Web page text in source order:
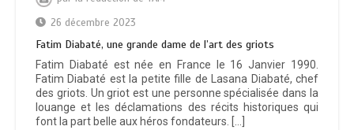
26 décembre 2023
Fatim Diabaté, une grande dame de l’art des griots
Fatim Diabaté est née en France le 16 Janvier 1990.
Fatim Diabaté est la petite fille de Lasana Diabaté, chef
des griots. Un griot est une personne spécialisée dans la
louange et les déclamations des récits historiques qui
font la part belle aux héros fondateurs. […]